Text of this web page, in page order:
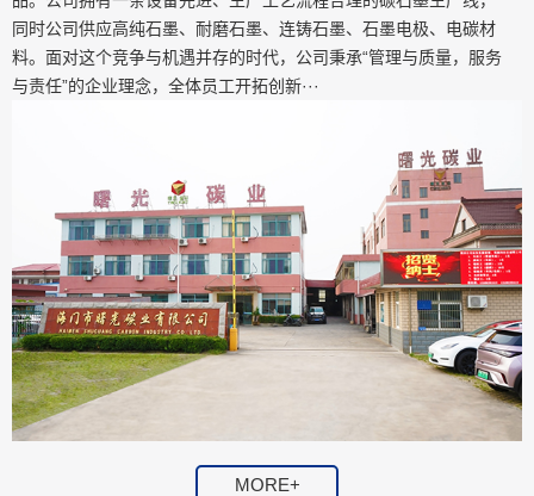
同时公司供应高纯石墨、耐磨石墨、连铸石墨、石墨电极、电碳材
料。面对这个竞争与机遇并存的时代，公司秉承“管理与质量，服务
与责任”的企业理念，全体员工开拓创新···
MORE+